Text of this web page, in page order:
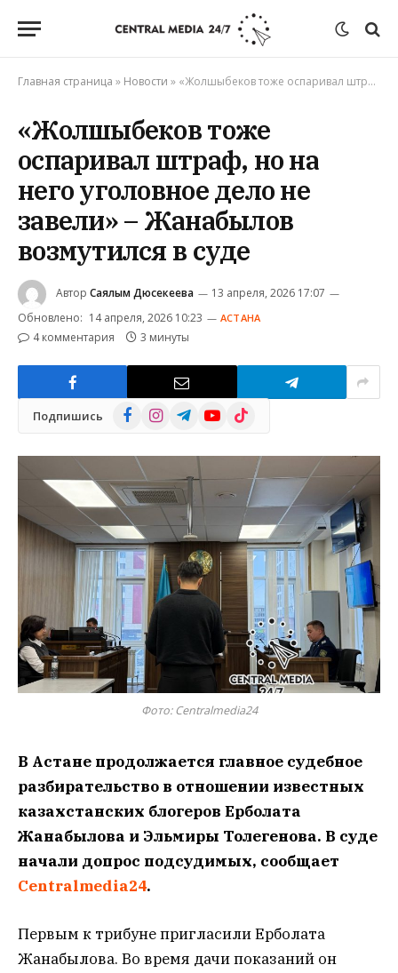
Главная страница » Новости » «Жолшыбеков тоже оспаривал штраф, но на него уголовное дело не завели» – Жанабылов возмутился в суде
«Жолшыбеков тоже
оспаривал штраф, но на
него уголовное дело не
завели» – Жанабылов
возмутился в суде
Автор Саялым Дюсекеева
13 апреля, 2026 17:07
Обновлено: 14 апреля, 2026 10:23 АСТАНА
4 комментария 3 минуты
Подпишись FacebookInstagramTelegramYouTube
TikTok
Фото: Centralmedia24
В Астане продолжается главное судебное
разбирательство в отношении известных
казахстанских блогеров Ерболата
Жанабылова и Эльмиры Толегенова. В суде
начали допрос подсудимых, сообщает
Centralmedia24.
Первым к трибуне пригласили Ерболата
Жанабылова. Во время дачи показаний он